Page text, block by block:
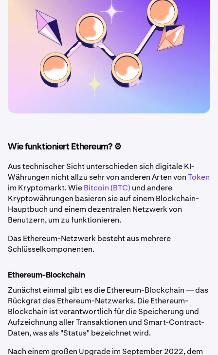
Wie funktioniert Ethereum? ⚙️
Aus technischer Sicht unterschieden sich digitale KI-
Währungen nicht allzu sehr von anderen Arten vonToken
im Kryptomarkt. WieBitcoin (BTC) und andere
Kryptowährungen basieren sie auf einem Blockchain-
Hauptbuch und einem dezentralen Netzwerk von
Benutzern, um zu funktionieren.
Das Ethereum-Netzwerk besteht aus mehrere
Schlüsselkomponenten.
Ethereum-Blockchain
Zunächst einmal gibt es die Ethereum-Blockchain — das
Rückgrat des Ethereum-Netzwerks. Die Ethereum-
Blockchain ist verantwortlich für die Speicherung und
Aufzeichnung aller Transaktionen und Smart-Contract-
Daten, was als "Status" bezeichnet wird.
Nach einem großen Upgrade im September 2022, dem